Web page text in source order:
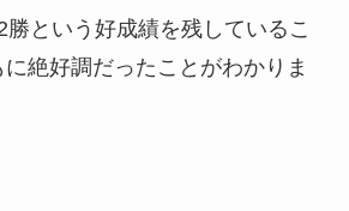
勝という好成績を残しているこ
絶好調だったことがわかりま